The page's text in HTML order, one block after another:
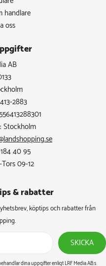
handlare
oss
AB
2883
Stockholm
40 95
09-12
& rabatter​
köptips och rabatter från
SKICKA
dina uppgifter enligt LRF Media AB:s